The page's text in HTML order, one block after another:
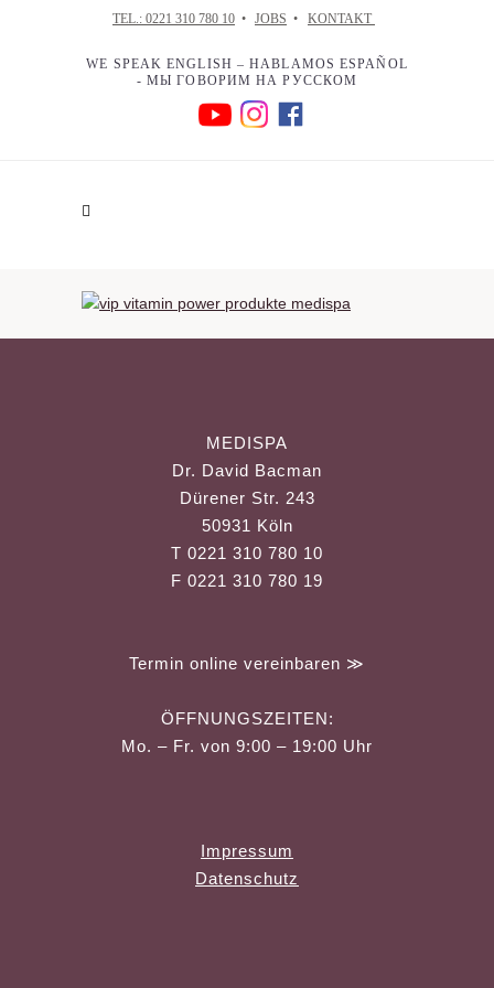
TEL.: 0221 310 780 10 • JOBS • KONTAKT
WE SPEAK ENGLISH – HABLAMOS ESPAÑOL
- МЫ ГОВОРИМ НА РУССКОМ
MEDISPA
Dr. David Bacman
Dürener Str. 243
50931 Köln
T 0221 310 780 10
F 0221 310 780 19
Termin online vereinbaren ≫
ÖFFNUNGSZEITEN:
Mo. – Fr. von 9:00 – 19:00 Uhr
Impressum
Datenschutz